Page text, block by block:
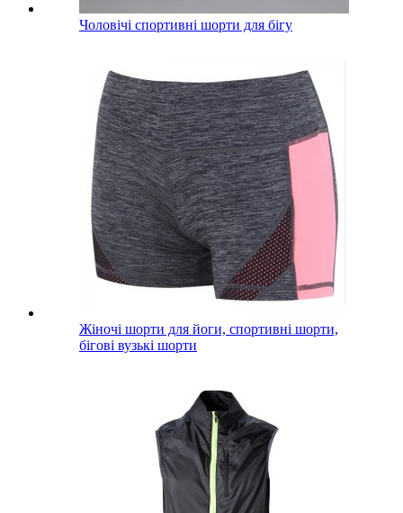
Чоловічі спортивні шорти для бігу
Жіночі шорти для йоги, спортивні шорти,
бігові вузькі шорти